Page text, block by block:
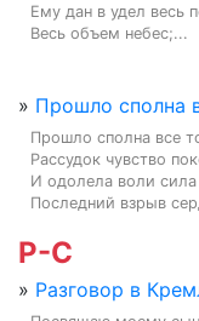
Ему дан в удел весь
Весь объем небес;...
» Прошло сполна
Прошло сполна все
Рассудок чувство
И одолела воли сила
Последний взрыв
Р-С
» Разговор в